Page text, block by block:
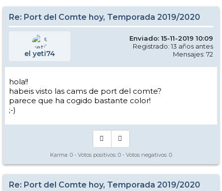
Re: Port del Comte hoy, Temporada 2019/2020
el yeti74
Enviado: 15-11-2019 10:09
Registrado: 13 años antes
Mensajes: 72
hola!!
habeis visto las cams de port del comte?
parece que ha cogido bastante color!
;-)
Karma: 0 - Votos positivos: 0 - Votos negativos: 0
Re: Port del Comte hoy, Temporada 2019/2020